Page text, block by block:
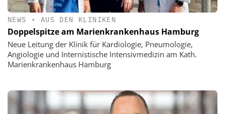
NEWS • AUS DEN KLINIKEN
Doppelspitze am Marienkrankenhaus Hamburg
Neue Leitung der Klinik für Kardiologie, Pneumologie,
Angiologie und Internistische Intensivmedizin am Kath.
Marienkrankenhaus Hamburg